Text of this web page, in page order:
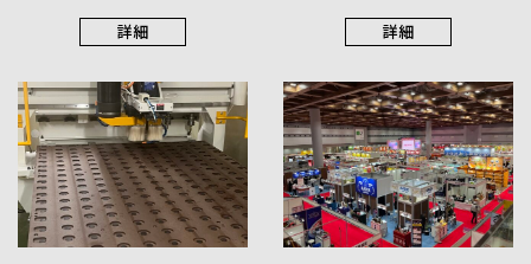
詳細 詳細